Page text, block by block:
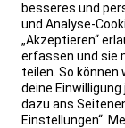
besseres und
und Analyse-
„Akzeptieren“
erfassen und sie
teilen. So können
deine
dazu ans
Einstellungen“.